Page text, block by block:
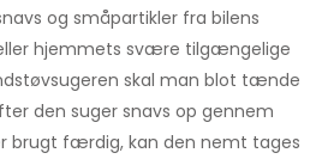
og småpartikler fra bilens
hjemmets svære tilgængelige
skal man blot tænde
den suger snavs op gennem
brugt færdig, kan den nemt tages